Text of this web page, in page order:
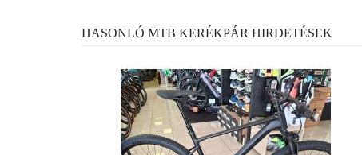
HASONLÓ MTB KERÉKPÁR HIRDETÉSEK